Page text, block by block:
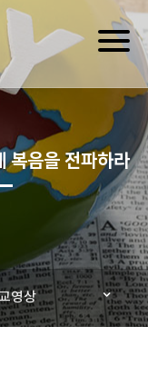
복음을 전파하라
영상